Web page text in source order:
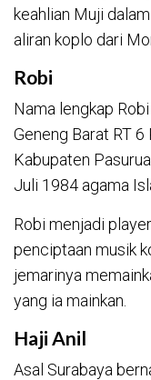
keahlian Muji
aliran koplo dari
Robi
Nama lengkap
Geneng Barat RT
Kabupaten
Juli 1984 agama
Robi menjadi
penciptaan musik
jemarinya
yang ia mainkan.
Haji Anil
Asal Surabaya